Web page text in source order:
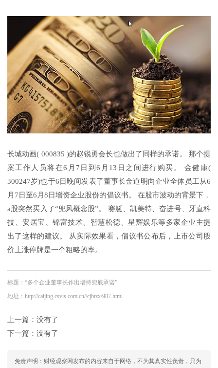
长城动画( 000835 )的赵锐勇会长也做出了同样的承诺。 那个提
案工作人员将在6月7日到6月13日之间进行购买。 金健康(
300247岁)也于6日晚间发表了董事长金道明向企业全体员工从6
月7日至6月8日增资企业股份的倡议书。 在股市波动的背景下，
a股突然买入了“兜风概念股”。 赛艇、凯美特、奋进号、牙直科
技、安居宝、锦富技术、智慧松德、星辉娱乐等多家企业主提
出了这样的建议。 从实际效果看，倡议书公布后，上市公司股
价上涨停牌是一个粗略的率。
标题：“多个企业董事长作出增持兜底承诺”
地址：http://caijing.csvis.com.cn//cjbtzx/987.html
上一篇：没有了
下一篇：没有了
免责声明：财经观察网发布的内容来自于网络，不为其真实性负责，只为